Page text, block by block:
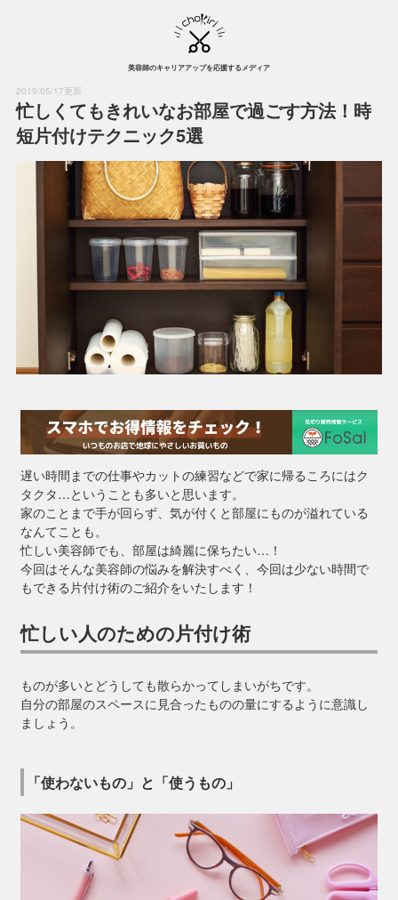
美容師のキャリアアップを応援するメディア
2019/05/17更新
忙しくてもきれいなお部屋で過ごす方法！時
短片付けテクニック5選
遅い時間までの仕事やカットの練習などで家に帰るころにはク
タクタ…ということも多いと思います。
家のことまで手が回らず、気が付くと部屋にものが溢れている
なんてことも。
忙しい美容師でも、部屋は綺麗に保ちたい…！
今回はそんな美容師の悩みを解決すべく、今回は少ない時間で
もできる片付け術のご紹介をいたします！
忙しい人のための片付け術
ものが多いとどうしても散らかってしまいがちです。
自分の部屋のスペースに見合ったものの量にするように意識し
ましょう。
「使わないもの」と「使うもの」